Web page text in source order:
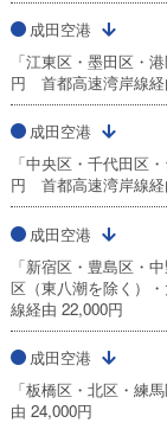
成田空港
「江東区・墨田区・
円 首都高速湾岸線経
成田空港
「中央区・千代田区
円 首都高速湾岸線経
成田空港
「新宿区・豊島区・
区（東八潮を除く）
線経由 22,000円
成田空港
「板橋区・北区・
由 24,000円